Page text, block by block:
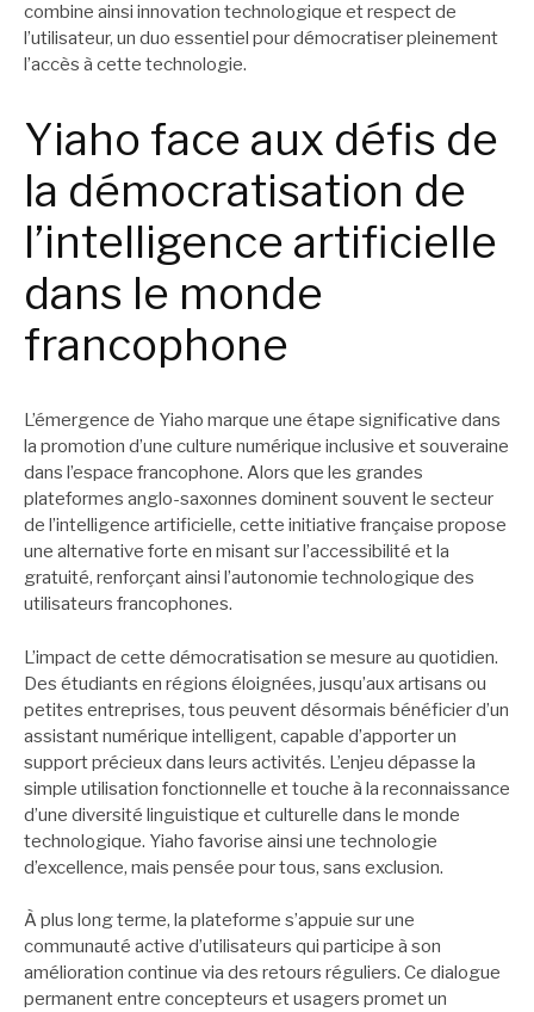
combine ainsi innovation technologique et respect de
l’utilisateur, un duo essentiel pour démocratiser pleinement
l’accès à cette technologie.
Yiaho face aux défis de
la démocratisation de
l’intelligence artificielle
dans le monde
francophone
L’émergence de Yiaho marque une étape significative dans
la promotion d’une culture numérique inclusive et souveraine
dans l’espace francophone. Alors que les grandes
plateformes anglo-saxonnes dominent souvent le secteur
de l’intelligence artificielle, cette initiative française propose
une alternative forte en misant sur l’accessibilité et la
gratuité, renforçant ainsi l’autonomie technologique des
utilisateurs francophones.
L’impact de cette démocratisation se mesure au quotidien.
Des étudiants en régions éloignées, jusqu’aux artisans ou
petites entreprises, tous peuvent désormais bénéficier d’un
assistant numérique intelligent, capable d’apporter un
support précieux dans leurs activités. L’enjeu dépasse la
simple utilisation fonctionnelle et touche à la reconnaissance
d’une diversité linguistique et culturelle dans le monde
technologique. Yiaho favorise ainsi une technologie
d’excellence, mais pensée pour tous, sans exclusion.
À plus long terme, la plateforme s’appuie sur une
communauté active d’utilisateurs qui participe à son
amélioration continue via des retours réguliers. Ce dialogue
permanent entre concepteurs et usagers promet un